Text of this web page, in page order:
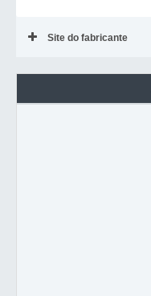
Site do fabricante